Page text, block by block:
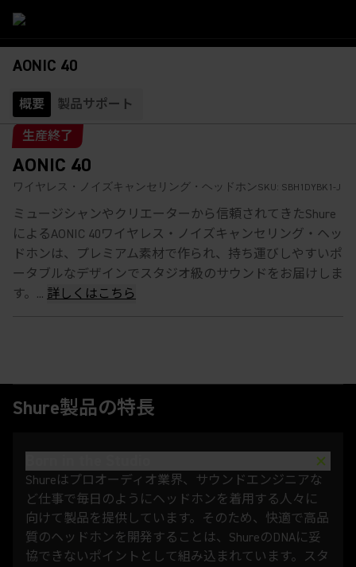
AONIC 40
概要
製品サポート
生産終了
AONIC 40
ワイヤレス・ノイズキャンセリング・ヘッドホン SKU: SBH1DYBK1-J
ミュージシャンやクリエーターから信頼されてきたShure
によるAONIC 40ワイヤレス・ノイズキャンセリング・ヘッ
ドホンは、プレミアム素材で作られ、持ち運びしやすいポ
ータブルなデザインでスタジオ級のサウンドをお届けしま
す。... 詳しくはこちら
Shure製品の特長
Shureはプロオーディオ業界、サウンドエンジニアな
ど仕事で毎日のようにヘッドホンを着用する人々に
向けて製品を提供しています。そのため、快適で高品
質のヘッドホンを開発することは、ShureのDNAに妥
協できないポイントとして組み込まれています。スタ